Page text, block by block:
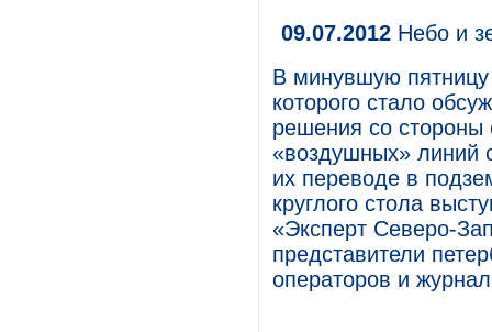
09.07.2012 Небо и
В минувшую пятницу
которого стало
решения со стороны
«воздушных» линий
их переводе в
круглого стола
«Эксперт Северо-
представители
операторов и